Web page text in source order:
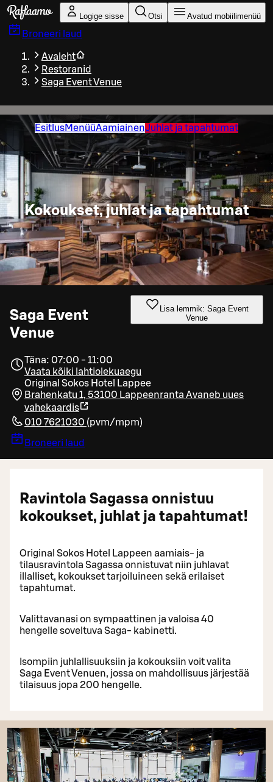
Liigu peamise sisu juurde
Logige sisse Otsi Avatud mobiilimenüü
Broneeri laud
Avaleht
Restoranid
Saga Event Venue
EsitlusMenüüAamiainenJuhlat ja tapahtumat
Kokoukset, juhlat ja tapahtumat
Saga Event
Venue
Lisa lemmik: Saga Event
Venue
Täna: 07:00 - 11:00
Vaata kõiki lahtiolekuaegu
Original Sokos Hotel Lappee
Brahenkatu 1, 53100 Lappeenranta Avaneb uues
vahekaardis
010 7621030 (pvm/mpm)
Broneeri laud
Ravintola Sagassa onnistuu
kokoukset, juhlat ja tapahtumat!
Original Sokos Hotel Lappeen aamiais- ja
tilausravintola Sagassa onnistuvat niin juhlavat
illalliset, kokoukset tarjoiluineen sekä erilaiset
tapahtumat.
Valittavanasi on sympaattinen ja valoisa 40
hengelle soveltuva Saga- kabinetti.
Isompiin juhlallisuuksiin ja kokouksiin voit valita
Saga Event Venuen, jossa on mahdollisuus järjestää
tilaisuus jopa 200 hengelle.